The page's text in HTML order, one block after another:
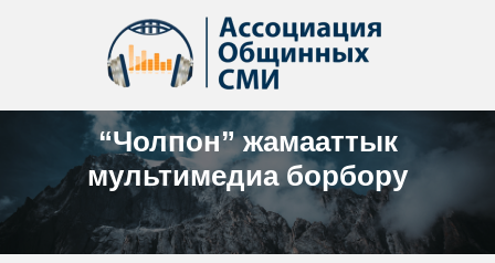
“Чолпон” жамааттык
мультимедиа борбору